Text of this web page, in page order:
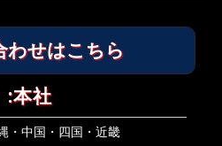
わせはこちら
:本社
・中国・四国・近畿